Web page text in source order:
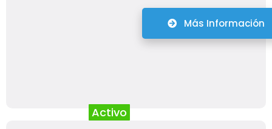
Más Información
Activo